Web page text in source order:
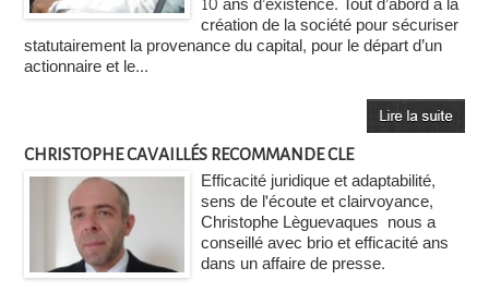
création de la société pour sécuriser
statutairement la provenance du capital, pour le départ d’un
actionnaire et le...
CHRISTOPHE CAVAILLÉS RECOMMANDE CLE
Efficacité juridique et adaptabilité,
sens de l'écoute et clairvoyance,
Christophe Lèguevaques nous a
conseillé avec brio et efficacité ans
dans un affaire de presse.